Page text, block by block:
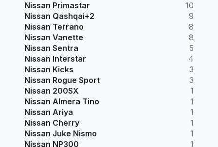
Nissan Primastar
10
Nissan Qashqai+2
9
Nissan Terrano
8
Nissan Vanette
8
Nissan Sentra
5
Nissan Interstar
4
Nissan Kicks
3
Nissan Rogue Sport
3
Nissan 200SX
1
Nissan Almera Tino
1
Nissan Ariya
1
Nissan Cherry
1
Nissan Juke Nismo
1
Nissan NP300
1